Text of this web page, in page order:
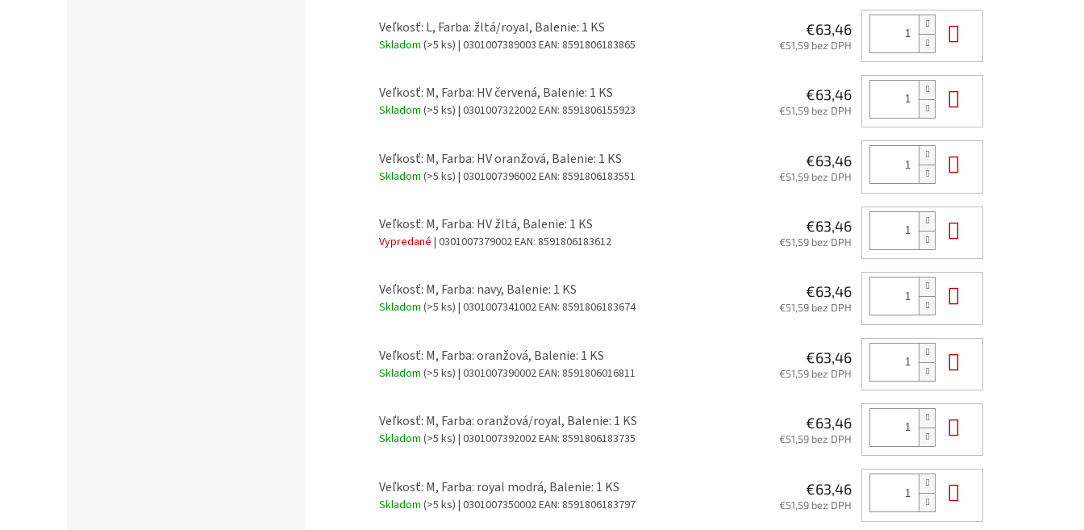
Veľkosť: L, Farba: žltá/royal, Balenie: 1 KS
Skladom (>5 ks) | 0301007389003 EAN: 8591806183865
€63,46
€51,59 bez DPH
Veľkosť: M, Farba: HV červená, Balenie: 1 KS
Skladom (>5 ks) | 0301007322002EAN: 8591806155923
€63,46
€51,59 bez DPH
Veľkosť: M, Farba: HV oranžová, Balenie: 1 KS
Skladom (>5 ks) | 0301007396002EAN: 8591806183551
€63,46
€51,59 bez DPH
Veľkosť: M, Farba: HV žltá, Balenie: 1 KS
Vypredané | 0301007379002EAN: 8591806183612
€63,46
€51,59 bez DPH
Veľkosť: M, Farba: navy, Balenie: 1 KS
Skladom (>5 ks) | 0301007341002EAN: 8591806183674
€63,46
€51,59 bez DPH
Veľkosť: M, Farba: oranžová, Balenie: 1 KS
Skladom (>5 ks) | 0301007390002EAN: 8591806016811
€63,46
€51,59 bez DPH
Veľkosť: M, Farba: oranžová/royal, Balenie: 1 KS
Skladom (>5 ks) | 0301007392002EAN: 8591806183735
€63,46
€51,59 bez DPH
Veľkosť: M, Farba: royal modrá, Balenie: 1 KS
Skladom (>5 ks) | 0301007350002EAN: 8591806183797
€63,46
€51,59 bez DPH